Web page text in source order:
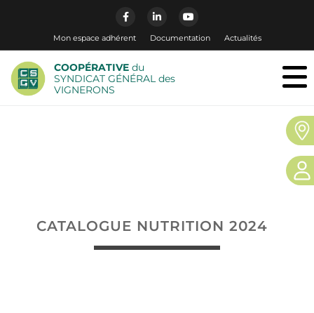
Mon espace adhérent Documentation Actualités
COOPÉRATIVE du
SYNDICAT GÉNÉRAL des
VIGNERONS
CATALOGUE NUTRITION 2024